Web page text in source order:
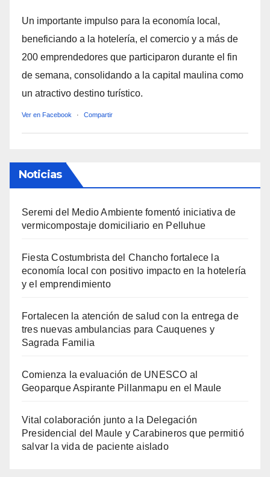
Un importante impulso para la economía local,
beneficiando a la hotelería, el comercio y a más de
200 emprendedores que participaron durante el fin
de semana, consolidando a la capital maulina como
un atractivo destino turístico.
Ver en Facebook · Compartir
Noticias
Seremi del Medio Ambiente fomentó iniciativa de
vermicompostaje domiciliario en Pelluhue
Fiesta Costumbrista del Chancho fortalece la
economía local con positivo impacto en la hotelería
y el emprendimiento
Fortalecen la atención de salud con la entrega de
tres nuevas ambulancias para Cauquenes y
Sagrada Familia
Comienza la evaluación de UNESCO al
Geoparque Aspirante Pillanmapu en el Maule
Vital colaboración junto a la Delegación
Presidencial del Maule y Carabineros que permitió
salvar la vida de paciente aislado